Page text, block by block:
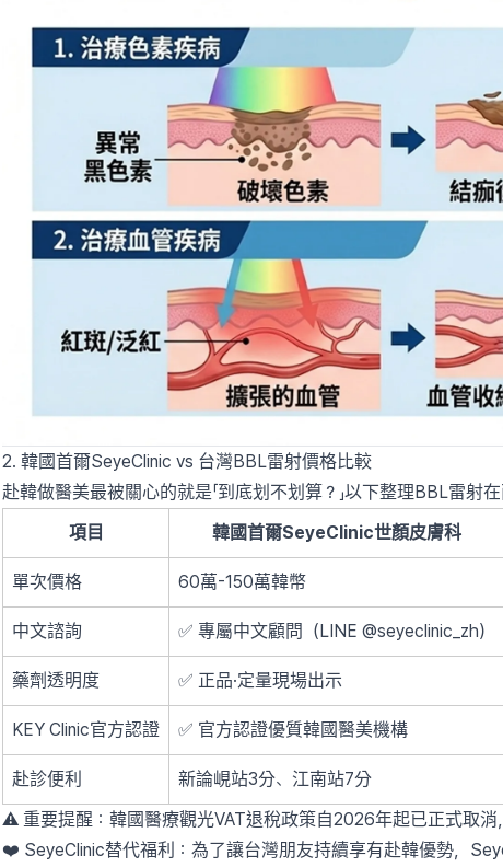
2. 韓國首爾SeyeClinic vs 台灣BBL雷射價格比較
赴韓做醫美最被關心的就是「到底划不划算？」以下整理BBL雷射
項目
韓國首爾SeyeClinic世顏皮膚科
單次價格 60萬-150萬韓幣
中文諮詢 ✅ 專屬中文顧問（LINE @seyeclinic_zh）
藥劑透明度 ✅ 正品·定量現場出示
KEY Clinic官方認證 ✅ 官方認證優質韓國醫美機構
赴診便利 新論峴站3分、江南站7分
⚠️ 重要提醒：韓國醫療觀光VAT退稅政策自2026年起已正式取消，
❤️ SeyeClinic替代福利：為了讓台灣朋友持續享有赴韓優勢，